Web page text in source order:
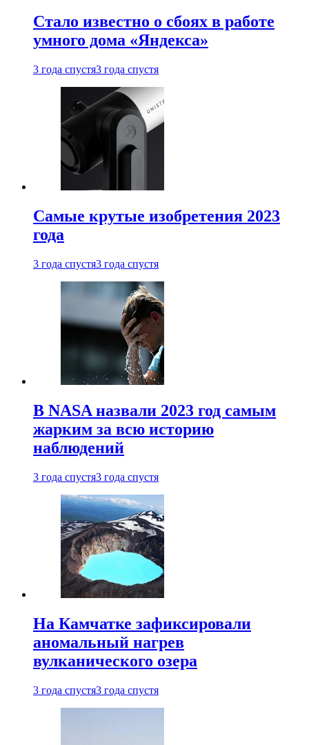
Стало известно о сбоях в работе
умного дома «Яндекса»
3 года спустя3 года спустя
Самые крутые изобретения 2023
года
3 года спустя3 года спустя
В NASA назвали 2023 год самым
жарким за всю историю
наблюдений
3 года спустя3 года спустя
На Камчатке зафиксировали
аномальный нагрев
вулканического озера
3 года спустя3 года спустя